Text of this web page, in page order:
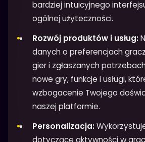
bardziej intuicyjnego
ogólnej użyteczności.
Rozwój produktów i usług:
danych o preferencjach
gier i zgłaszanych
nowe gry, funkcje i usługi,
wzbogacenie Twojego
naszej platformie.
Personalizacja:
dotyczące aktywności w